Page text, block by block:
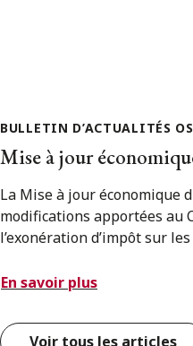
BULLETIN D’ACTUALITÉS
Mise à jour
La Mise à jour économique
modifications apportées au
l’exonération d’impôt sur les
En savoir plus
Voir tous les articles